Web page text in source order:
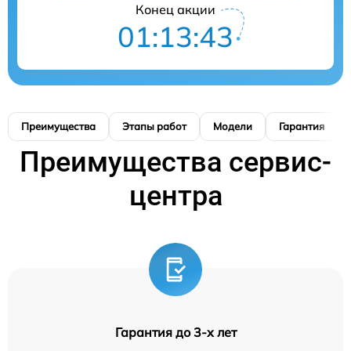
Конец акции
01:13:42
Преимущества Этапы работ Модели Гарантия
Преимущества сервис-
центра
Гарантия до 3-х лет